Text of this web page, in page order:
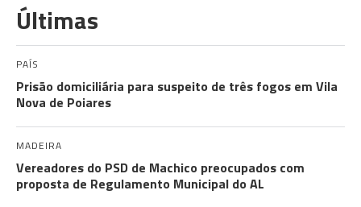
Últimas
PAÍS
Prisão domiciliária para suspeito de três fogos em Vila
Nova de Poiares
MADEIRA
Vereadores do PSD de Machico preocupados com
proposta de Regulamento Municipal do AL